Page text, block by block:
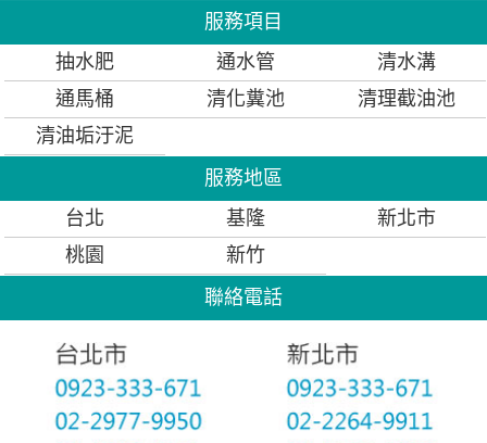
服務項目
抽水肥
通水管
清水溝
通馬桶
清化糞池
清理截油池
清油垢汙泥
服務地區
台北
基隆
新北市
桃園
新竹
聯絡電話